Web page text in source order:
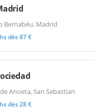
Bernabéu, Madrid
dès 87 €
Anoeta, San Sebastian
dès 28 €